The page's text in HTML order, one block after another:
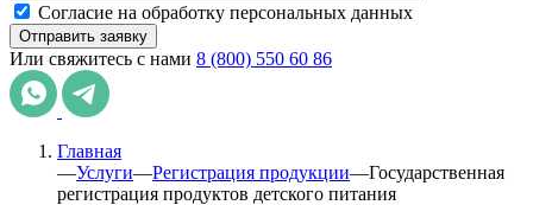
Согласие на обработку персональных данных
Или свяжитесь с нами 8 (800) 550 60 86
Главная
—Услуги—Регистрация продукции—Государственная
регистрация продуктов детского питания